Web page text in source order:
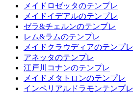
メイドロゼッタのテンプレ
メイドイデアルのテンプレ
ゼラ&チェルンのテンプレ
レム&ラムのテンプレ
メイドクラウディアのテンプレ
アネッタのテンプレ
江戸川コナンのテンプレ
メイドメタトロンのテンプレ
インペリアルドラモンテンプレ